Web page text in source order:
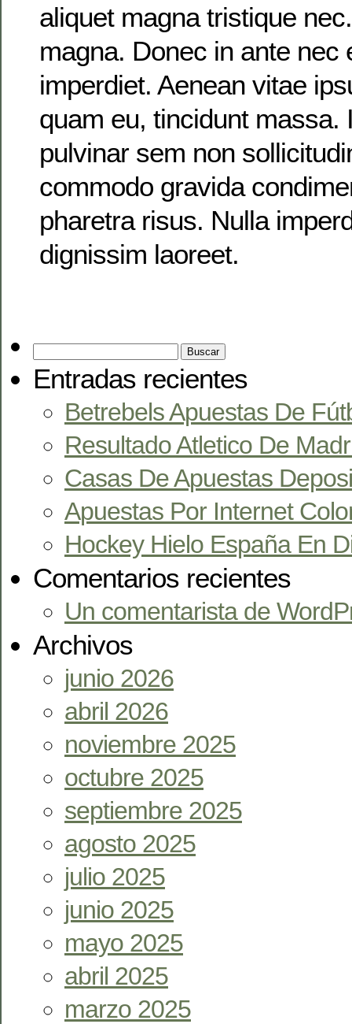
aliquet magna tristique
magna. Donec in ante nec
imperdiet. Aenean vitae
quam eu, tincidunt massa.
pulvinar sem non
commodo gravida
pharetra risus. Nulla
dignissim laoreet.
Entradas recientes
Betrebels Apuestas De
Resultado Atletico De
Casas De Apuestas
Apuestas Por Internet
Hockey Hielo España En
Comentarios recientes
Un comentarista de
Archivos
junio 2026
abril 2026
noviembre 2025
octubre 2025
septiembre 2025
agosto 2025
julio 2025
junio 2025
mayo 2025
abril 2025
marzo 2025